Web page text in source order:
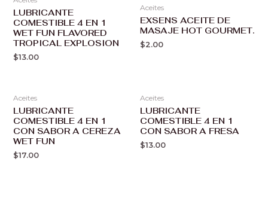
LUBRICANTE
COMESTIBLE 4 EN 1
WET FUN FLAVORED
TROPICAL EXPLOSION
$13.00
Aceites
EXSENS ACEITE DE
MASAJE HOT GOURMET.
$2.00
Aceites
LUBRICANTE
COMESTIBLE 4 EN 1
CON SABOR A CEREZA
WET FUN
$17.00
Aceites
LUBRICANTE
COMESTIBLE 4 EN 1
CON SABOR A FRESA
$13.00